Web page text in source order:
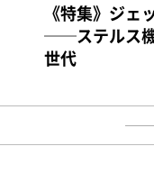
《特集》ジェ
──ステルス
世代